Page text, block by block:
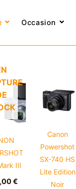
Occasion
III
€
Ce
produit
a
plusieurs
variations.
options
peuvent
Canon
Powershot
SX-740 HS
Lite Edition
Noir